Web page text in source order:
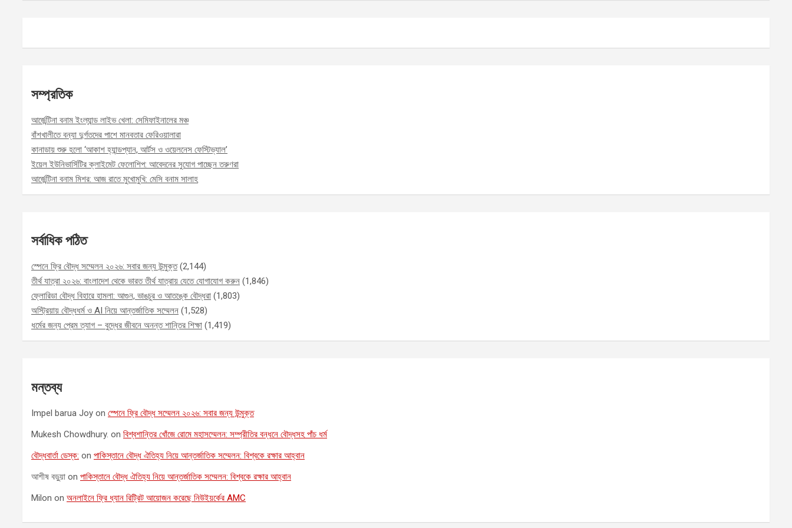
সম্প্রতিক
আর্জেন্টিনা বনাম ইংল্যান্ড লাইভ খেলা: সেমিফাইনালের মঞ্চ
বাঁশখালীতে বন্যা দুর্গতদের পাশে মানবতার ফেরিওয়ালারা
কানাডায় শুরু হলো ‘আকাশ হ্যান্ডপ্যান, আর্টস ও ওয়েলনেস ফেস্টিভ্যাল’
ইয়েল ইউনিভার্সিটির ক্লাইমেট ফেলোশিপ: আবেদনের সুযোগ পাচ্ছেন তরুণরা
আর্জেন্টিনা বনাম মিশর: আজ রাতে মুখোমুখি: মেসি বনাম সালাহ
সর্বাধিক পঠিত
স্পেনে ফ্রি বৌদ্ধ সম্মেলন ২০২৬: সবার জন্য উন্মুক্ত (2,144)
তীর্থ যাত্রা ২০২৬: বাংলাদেশ থেকে ভারত তীর্থ যাত্রায় যেতে যোগাযোগ করুন (1,846)
ফ্লোরিডা বৌদ্ধ বিহারে হামলা: আগুন, ভাঙচুর ও আতঙ্কে বৌদ্ধরা (1,803)
অস্ট্রিয়ায় বৌদ্ধধর্ম ও AI নিয়ে আন্তর্জাতিক সম্মেলন (1,528)
ধর্মের জন্য প্রেম ত্যাগ – বুদ্ধের জীবনে অনন্ত শান্তির শিক্ষা (1,419)
মন্তব্য
Impel barua Joy on স্পেনে ফ্রি বৌদ্ধ সম্মেলন ২০২৬: সবার জন্য উন্মুক্ত
Mukesh Chowdhury. on বিশ্বশান্তির খোঁজে রোমে মহাসম্মেলন: সম্প্রীতির বন্ধনে বৌদ্ধসহ পাঁচ ধর্ম
বৌদ্ধবার্তা ডেস্ক: on পাকিস্তানে বৌদ্ধ ঐতিহ্য নিয়ে আন্তর্জাতিক সম্মেলন: বিশ্বকে রক্ষার আহ্বান
আশীষ বড়ুয়া on পাকিস্তানে বৌদ্ধ ঐতিহ্য নিয়ে আন্তর্জাতিক সম্মেলন: বিশ্বকে রক্ষার আহ্বান
Milon on অনলাইনে ফ্রি ধ্যান রিট্রিট আয়োজন করেছে নিউইয়র্কের AMC